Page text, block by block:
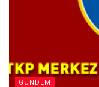
GÜNDEM